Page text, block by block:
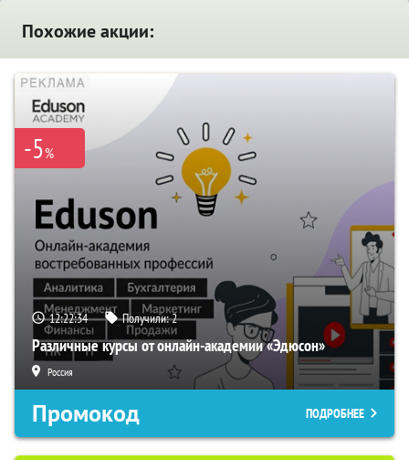
Похожие акции:
-5%
12:22:33 Получили:2
Различные курсы от онлайн-академии «Эдюсон»
Россия
Промокод ПОДРОБНЕЕ